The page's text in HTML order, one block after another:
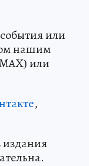
или
нашим
или
,
издания